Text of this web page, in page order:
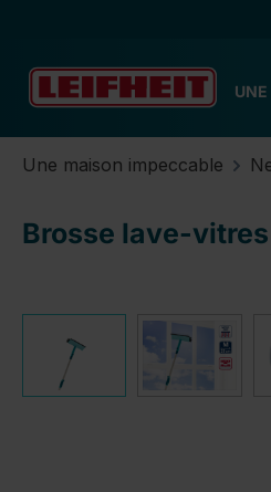
Une maison impeccable
Brosse lave-